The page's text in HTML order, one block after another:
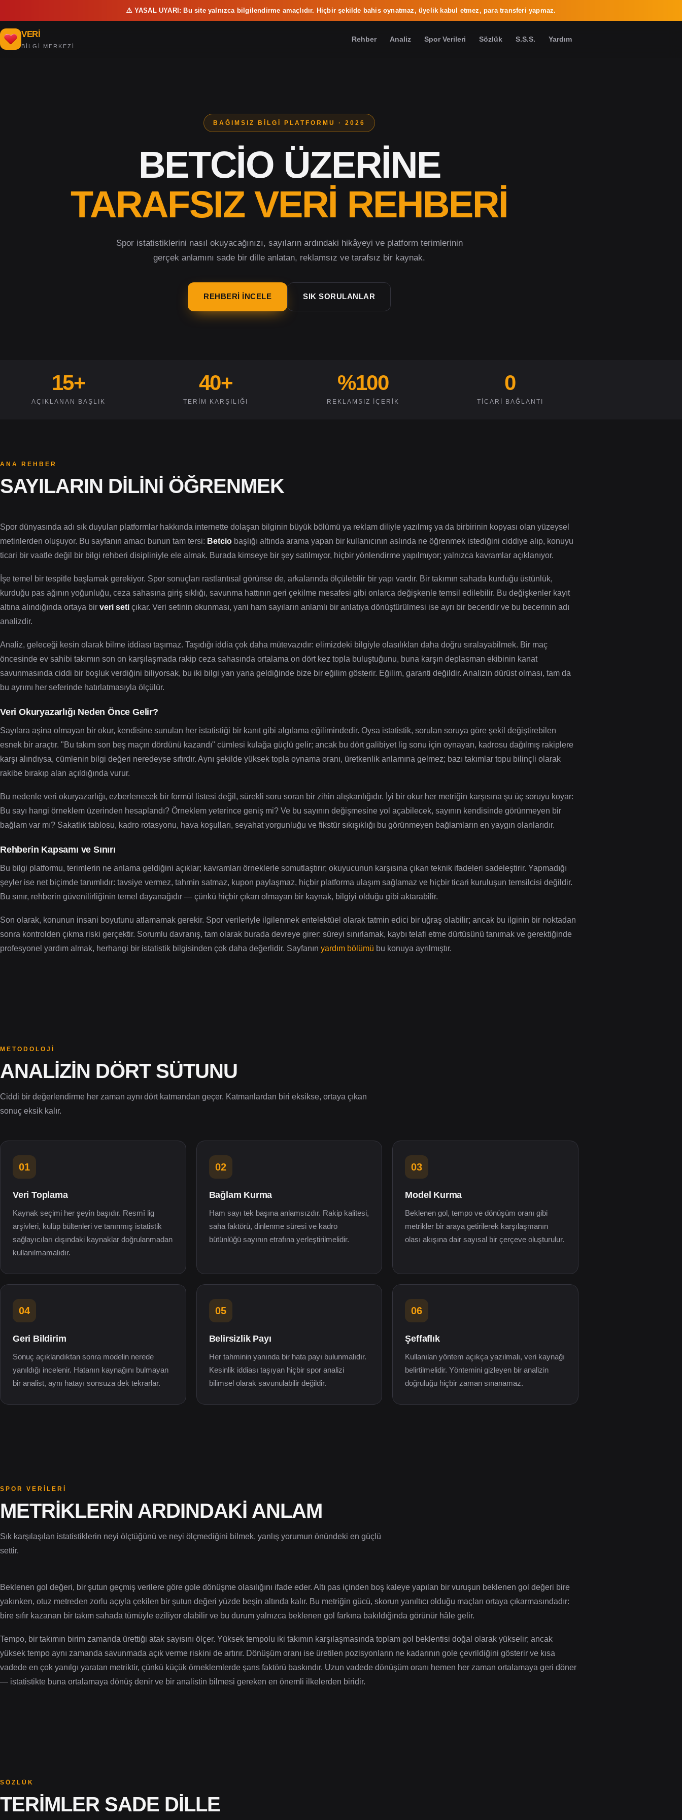
⚠️ YASAL UYARI: Bu site yalnızca bilgilendirme amaçlıdır. Hiçbir şekilde bahis oynatmaz, üyelik kabul etmez, para transferi yapmaz.
VERI
BİLGİ MERKEZİ
Rehber Analiz Spor Verileri Sözlük S.S.S. Yardım
BAĞIMSIZ BILGI PLATFORMU · 2026
BETCIO ÜZERINE
TARAFSIZ VERI REHBERI
Spor istatistiklerini nasıl okuyacağınızı, sayıların ardındaki hikâyeyi ve platform terimlerinin
gerçek anlamını sade bir dille anlatan, reklamsız ve tarafsız bir kaynak.
REHBERI İNCELE SIK SORULANLAR
15+
AÇIKLANAN BAŞLIK
40+
TERIM KARŞILIĞI
%100
REKLAMSIZ İÇERIK
0
TICARI BAĞLANTI
ANA REHBER
SAYILARIN DILINI ÖĞRENMEK
Spor dünyasında adı sık duyulan platformlar hakkında internette dolaşan bilginin büyük bölümü ya reklam diliyle yazılmış ya da birbirinin kopyası olan yüzeysel
metinlerden oluşuyor. Bu sayfanın amacı bunun tam tersi: Betcio başlığı altında arama yapan bir kullanıcının aslında ne öğrenmek istediğini ciddiye alıp, konuyu
ticari bir vaatle değil bir bilgi rehberi disipliniyle ele almak. Burada kimseye bir şey satılmıyor, hiçbir yönlendirme yapılmıyor; yalnızca kavramlar açıklanıyor.
İşe temel bir tespitle başlamak gerekiyor. Spor sonuçları rastlantısal görünse de, arkalarında ölçülebilir bir yapı vardır. Bir takımın sahada kurduğu üstünlük,
kurduğu pas ağının yoğunluğu, ceza sahasına giriş sıklığı, savunma hattının geri çekilme mesafesi gibi onlarca değişkenle temsil edilebilir. Bu değişkenler kayıt
altına alındığında ortaya bir veri seti çıkar. Veri setinin okunması, yani ham sayıların anlamlı bir anlatıya dönüştürülmesi ise ayrı bir beceridir ve bu becerinin adı
analizdir.
Analiz, geleceği kesin olarak bilme iddiası taşımaz. Taşıdığı iddia çok daha mütevazıdır: elimizdeki bilgiyle olasılıkları daha doğru sıralayabilmek. Bir maç
öncesinde ev sahibi takımın son on karşılaşmada rakip ceza sahasında ortalama on dört kez topla buluştuğunu, buna karşın deplasman ekibinin kanat
savunmasında ciddi bir boşluk verdiğini biliyorsak, bu iki bilgi yan yana geldiğinde bize bir eğilim gösterir. Eğilim, garanti değildir. Analizin dürüst olması, tam da
bu ayrımı her seferinde hatırlatmasıyla ölçülür.
Veri Okuryazarlığı Neden Önce Gelir?
Sayılara aşina olmayan bir okur, kendisine sunulan her istatistiği bir kanıt gibi algılama eğilimindedir. Oysa istatistik, sorulan soruya göre şekil değiştirebilen
esnek bir araçtır. "Bu takım son beş maçın dördünü kazandı" cümlesi kulağa güçlü gelir; ancak bu dört galibiyet lig sonu için oynayan, kadrosu dağılmış rakiplere
karşı alındıysa, cümlenin bilgi değeri neredeyse sıfırdır. Aynı şekilde yüksek topla oynama oranı, üretkenlik anlamına gelmez; bazı takımlar topu bilinçli olarak
rakibe bırakıp alan açıldığında vurur.
Bu nedenle veri okuryazarlığı, ezberlenecek bir formül listesi değil, sürekli soru soran bir zihin alışkanlığıdır. İyi bir okur her metriğin karşısına şu üç soruyu koyar:
Bu sayı hangi örneklem üzerinden hesaplandı? Örneklem yeterince geniş mi? Ve bu sayının değişmesine yol açabilecek, sayının kendisinde görünmeyen bir
bağlam var mı? Sakatlık tablosu, kadro rotasyonu, hava koşulları, seyahat yorgunluğu ve fikstür sıkışıklığı bu görünmeyen bağlamların en yaygın olanlarıdır.
Rehberin Kapsamı ve Sınırı
Bu bilgi platformu, terimlerin ne anlama geldiğini açıklar; kavramları örneklerle somutlaştırır; okuyucunun karşısına çıkan teknik ifadeleri sadeleştirir. Yapmadığı
şeyler ise net biçimde tanımlıdır: tavsiye vermez, tahmin satmaz, kupon paylaşmaz, hiçbir platforma ulaşım sağlamaz ve hiçbir ticari kuruluşun temsilcisi değildir.
Bu sınır, rehberin güvenilirliğinin temel dayanağıdır — çünkü hiçbir çıkarı olmayan bir kaynak, bilgiyi olduğu gibi aktarabilir.
Son olarak, konunun insani boyutunu atlamamak gerekir. Spor verileriyle ilgilenmek entelektüel olarak tatmin edici bir uğraş olabilir; ancak bu ilginin bir noktadan
sonra kontrolden çıkma riski gerçektir. Sorumlu davranış, tam olarak burada devreye girer: süreyi sınırlamak, kaybı telafi etme dürtüsünü tanımak ve gerektiğinde
profesyonel yardım almak, herhangi bir istatistik bilgisinden çok daha değerlidir. Sayfanın yardım bölümü bu konuya ayrılmıştır.
METODOLOJI
ANALIZIN DÖRT SÜTUNU
Ciddi bir değerlendirme her zaman aynı dört katmandan geçer. Katmanlardan biri eksikse, ortaya çıkan
sonuç eksik kalır.
01
Veri Toplama
Kaynak seçimi her şeyin başıdır. Resmî lig
arşivleri, kulüp bültenleri ve tanınmış istatistik
sağlayıcıları dışındaki kaynaklar doğrulanmadan
kullanılmamalıdır.
02
Bağlam Kurma
Ham sayı tek başına anlamsızdır. Rakip kalitesi,
saha faktörü, dinlenme süresi ve kadro
bütünlüğü sayının etrafına yerleştirilmelidir.
03
Model Kurma
Beklenen gol, tempo ve dönüşüm oranı gibi
metrikler bir araya getirilerek karşılaşmanın
olası akışına dair sayısal bir çerçeve oluşturulur.
04
Geri Bildirim
Sonuç açıklandıktan sonra modelin nerede
yanıldığı incelenir. Hatanın kaynağını bulmayan
bir analist, aynı hatayı sonsuza dek tekrarlar.
05
Belirsizlik Payı
Her tahminin yanında bir hata payı bulunmalıdır.
Kesinlik iddiası taşıyan hiçbir spor analizi
bilimsel olarak savunulabilir değildir.
06
Şeffaflık
Kullanılan yöntem açıkça yazılmalı, veri kaynağı
belirtilmelidir. Yöntemini gizleyen bir analizin
doğruluğu hiçbir zaman sınanamaz.
SPOR VERILERI
METRIKLERIN ARDINDAKI ANLAM
Sık karşılaşılan istatistiklerin neyi ölçtüğünü ve neyi ölçmediğini bilmek, yanlış yorumun önündeki en güçlü
settir.
Beklenen gol değeri, bir şutun geçmiş verilere göre gole dönüşme olasılığını ifade eder. Altı pas içinden boş kaleye yapılan bir vuruşun beklenen gol değeri bire
yakınken, otuz metreden zorlu açıyla çekilen bir şutun değeri yüzde beşin altında kalır. Bu metriğin gücü, skorun yanıltıcı olduğu maçları ortaya çıkarmasındadır:
bire sıfır kazanan bir takım sahada tümüyle eziliyor olabilir ve bu durum yalnızca beklenen gol farkına bakıldığında görünür hâle gelir.
Tempo, bir takımın birim zamanda ürettiği atak sayısını ölçer. Yüksek tempolu iki takımın karşılaşmasında toplam gol beklentisi doğal olarak yükselir; ancak
yüksek tempo aynı zamanda savunmada açık verme riskini de artırır. Dönüşüm oranı ise üretilen pozisyonların ne kadarının gole çevrildiğini gösterir ve kısa
vadede en çok yanılgı yaratan metriktir, çünkü küçük örneklemlerde şans faktörü baskındır. Uzun vadede dönüşüm oranı hemen her zaman ortalamaya geri döner
— istatistikte buna ortalamaya dönüş denir ve bir analistin bilmesi gereken en önemli ilkelerden biridir.
SÖZLÜK
TERIMLER SADE DILLE